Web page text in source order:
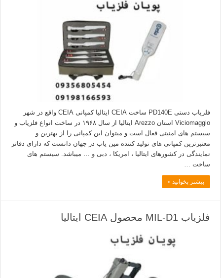
فلزیاب دستی PD140E ساخت CEIA ایتالیا کمپانی CEIA واقع در شهر
Viciomaggio استان Arezzo ایتالیا از سال ۱۹۶۸ در ساخت انواع فلزیاب و
سیستم های امنیتی فعال است و میتوان این کمپانی را از بهترین و
معتبرترین کمپانی های تولید کننده مین یاب در جهان دانست که دارای دفاتر
نمایندگی در کشورهای ایتالیا ، امریکا ، دبی و … میباشد. سیستم های
ساخت …
بیشتر بخوانید »
فلزیاب MIL-D1 محصول CEIA ایتالیا